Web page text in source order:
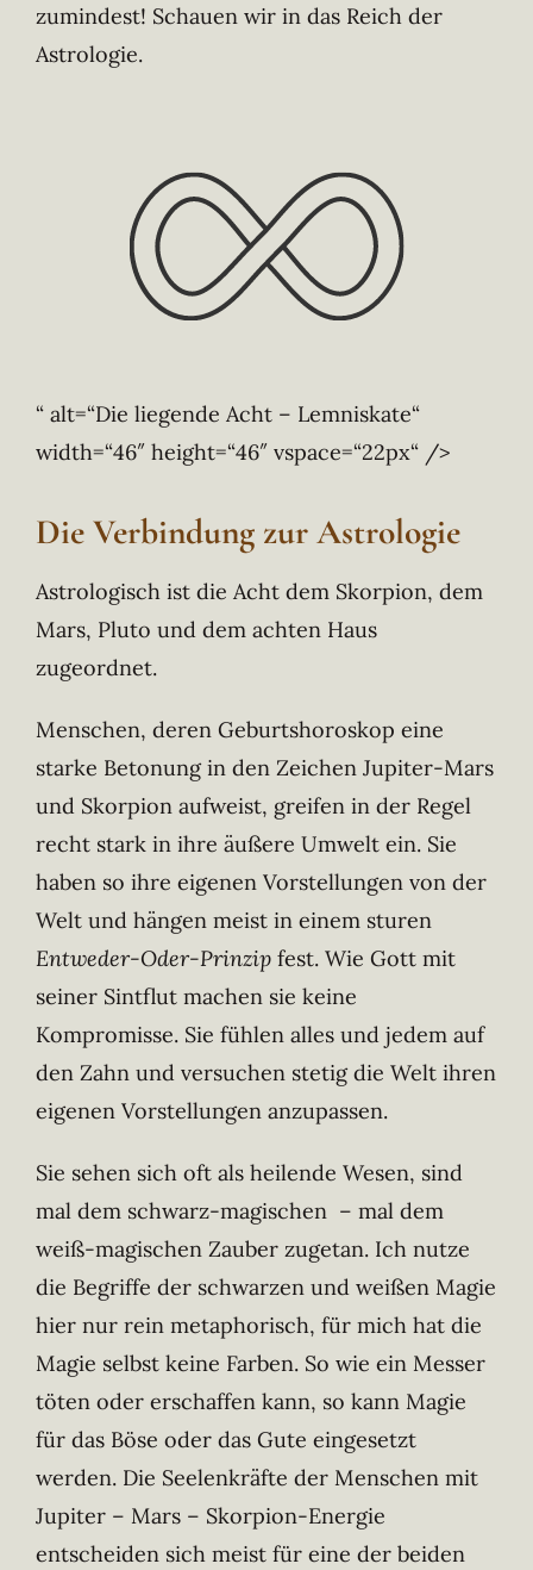
zumindest! Schauen wir in das Reich der
Astrologie.
“ alt=“Die liegende Acht – Lemniskate“
width=“46″ height=“46″ vspace=“22px“ />
Die Verbindung zur Astrologie
Astrologisch ist die Acht dem Skorpion, dem
Mars, Pluto und dem achten Haus
zugeordnet.
Menschen, deren Geburtshoroskop eine
starke Betonung in den Zeichen Jupiter-Mars
und Skorpion aufweist, greifen in der Regel
recht stark in ihre äußere Umwelt ein. Sie
haben so ihre eigenen Vorstellungen von der
Welt und hängen meist in einem sturen
Entweder-Oder-Prinzip fest. Wie Gott mit
seiner Sintflut machen sie keine
Kompromisse. Sie fühlen alles und jedem auf
den Zahn und versuchen stetig die Welt ihren
eigenen Vorstellungen anzupassen.
Sie sehen sich oft als heilende Wesen, sind
mal dem schwarz-magischen – mal dem
weiß-magischen Zauber zugetan. Ich nutze
die Begriffe der schwarzen und weißen Magie
hier nur rein metaphorisch, für mich hat die
Magie selbst keine Farben. So wie ein Messer
töten oder erschaffen kann, so kann Magie
für das Böse oder das Gute eingesetzt
werden. Die Seelenkräfte der Menschen mit
Jupiter – Mars – Skorpion-Energie
entscheiden sich meist für eine der beiden